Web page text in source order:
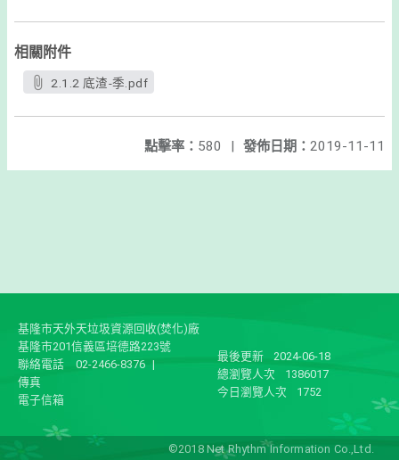
相關附件
2.1.2 底渣-季.pdf
發佈日期： 2019-11-11
點擊率： 580 |
基隆市天外天垃圾資源回收(焚化)廠
基隆市201信義區培德路223號
聯絡電話
02-2466-8376 |
傳真
電子信箱
最後更新
2024-06-18
總瀏覽人次
1386017
今日瀏覽人次
1752
©2018 Net Rhythm Information Co.,Ltd.